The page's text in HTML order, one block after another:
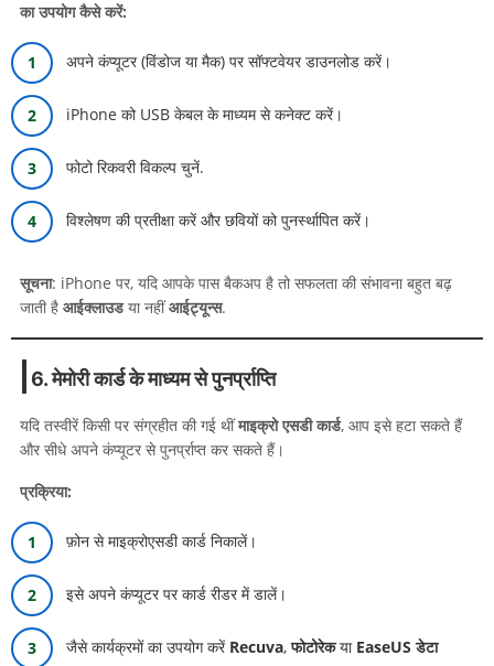
का उपयोग कैसे करें:
अपने कंप्यूटर (विंडोज या मैक) पर सॉफ्टवेयर डाउनलोड करें।
iPhone को USB केबल के माध्यम से कनेक्ट करें।
फोटो रिकवरी विकल्प चुनें.
विश्लेषण की प्रतीक्षा करें और छवियों को पुनर्स्थापित करें।
सूचना: iPhone पर, यदि आपके पास बैकअप है तो सफलता की संभावना बहुत बढ़
जाती है आईक्लाउडया नहींआईट्यून्स.
6. मेमोरी कार्ड के माध्यम से पुनर्प्राप्ति
यदि तस्वीरें किसी पर संग्रहीत की गई थींमाइक्रो एसडी कार्ड, आप इसे हटा सकते हैं
और सीधे अपने कंप्यूटर से पुनर्प्राप्त कर सकते हैं।
प्रक्रिया:
फ़ोन से माइक्रोएसडी कार्ड निकालें।
इसे अपने कंप्यूटर पर कार्ड रीडर में डालें।
जैसे कार्यक्रमों का उपयोग करें Recuva,फोटोरेकया EaseUS डेटा